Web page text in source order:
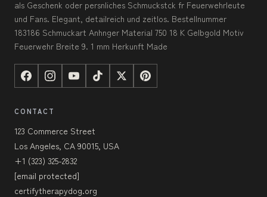
als Geschenk oder persnliches Schmuckstck fr Feuerwehrleute
und Fans. Elegant, detailreich und zeitlos. Bestellnummer
183186 Schmuckart Anhnger Material 750 18 K Gelbgold Motiv
Feuerwehr Breite 9. 1 mm Herkunft Made
CONTACT
123 Commerce Street
Los Angeles, CA 90015, USA
+1 (323) 325-2832
[email protected]
certifytherapydog.org